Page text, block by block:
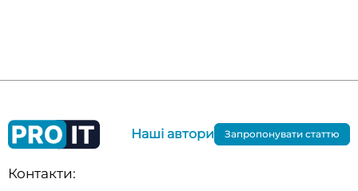
Контакти:
Наші автори Запропонувати статтю